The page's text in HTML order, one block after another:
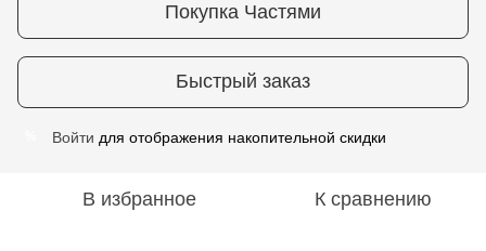
Покупка Частями
Быстрый заказ
Войти для отображения накопительной скидки
В избранное К сравнению